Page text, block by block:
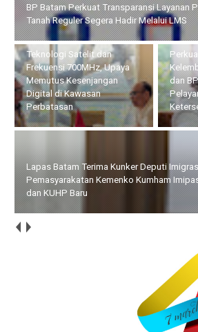
Teknologi Satelit dan Frekuensi 700MHz,
Kesenjangan Digital di Kawasan
Perkuat Sinergi
Kelembagaan, RSBP Batam
dan BPOM Pastikan
Pelayanan dan
Ketersediaan Obat Aman
Lapas
Deputi
Bupati Bersama Wabup Natuna Hadiri
yang Digelar Tower Bersama Group